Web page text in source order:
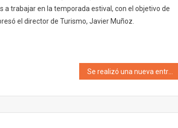
trabajar en la temporada estival, con el objetivo de
el director de Turismo, Javier Muñoz.